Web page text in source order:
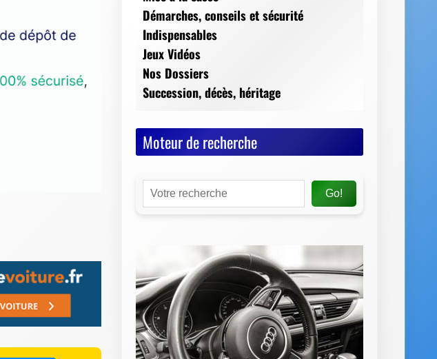
Démarches, conseils et sécurité
Indispensables
Jeux Vidéos
Nos Dossiers
Succession, décès, héritage
Moteur de recherche
Go!